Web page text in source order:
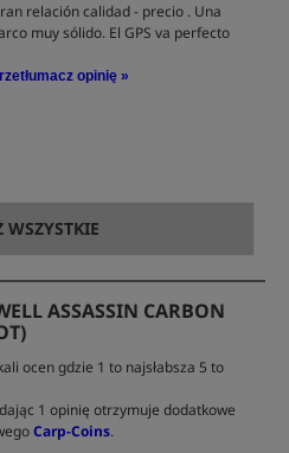
relación calidad - precio . Una
muy sólido. El GPS va perfecto
opinię »
WSZYSTKIE
ASSASSIN CARBON
ocen gdzie 1 to najsłabsza 5 to
1 opinię otrzymuje dodatkowe
Carp-Coins.